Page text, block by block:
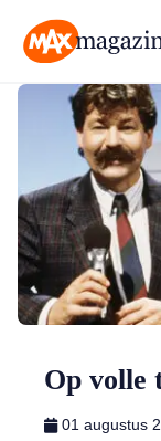
Op volle
01 augustus